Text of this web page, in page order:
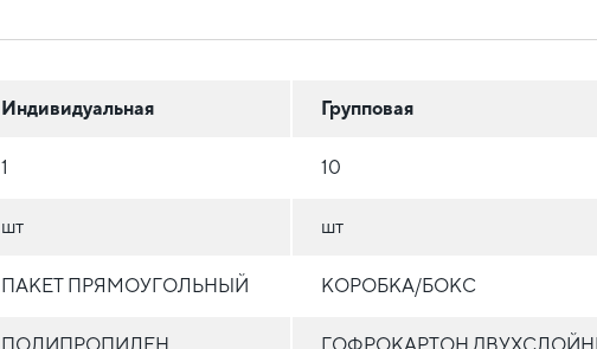
Индивидуальная Групповая
1 10
шт шт
ПАКЕТ ПРЯМОУГОЛЬНЫЙ КОРОБКА/БОКС
ПОЛИПРОПИЛЕН ГОФРОКАРТОН